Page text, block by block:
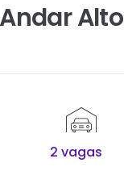
Alto
2 vagas